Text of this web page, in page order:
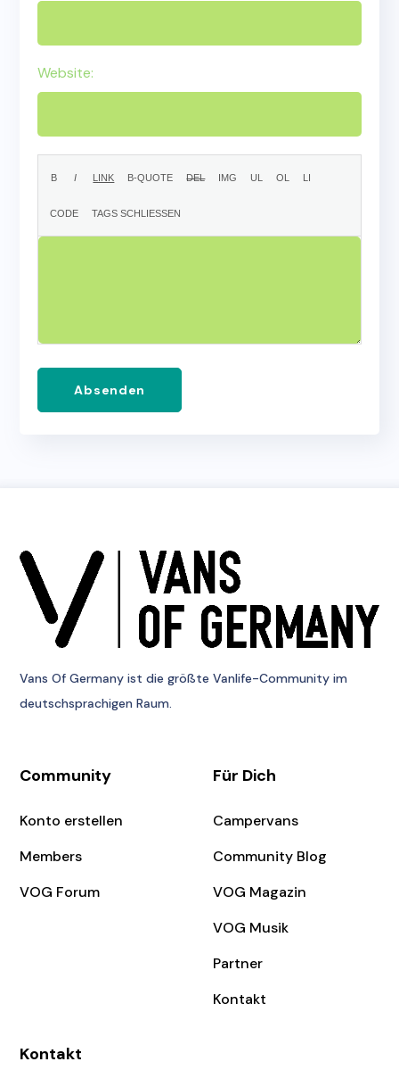
Website:
Absenden
Vans Of Germany ist die größte Vanlife-Community im
deutschsprachigen Raum.
Community
Konto erstellen
Members
VOG Forum
Für Dich
Campervans
Community Blog
VOG Magazin
VOG Musik
Partner
Kontakt
Kontakt